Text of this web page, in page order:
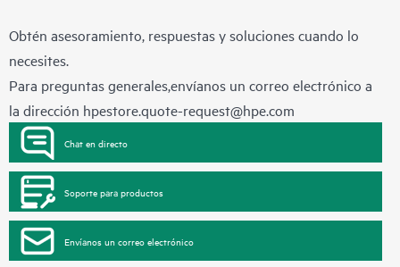
Obtén asesoramiento, respuestas y soluciones cuando lo
necesites.
Para preguntas generales,envíanos un correo electrónico a
la dirección hpestore.quote-request@hpe.com
Chat en directo
Soporte para productos
Envíanos un correo electrónico